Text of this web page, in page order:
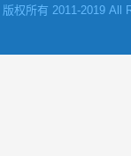
权所有 2011-2019